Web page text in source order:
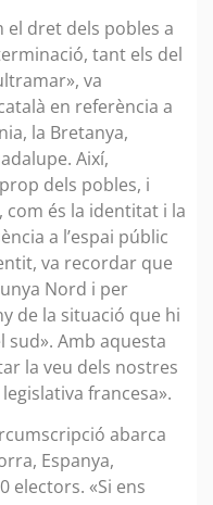
el dret dels pobles a
tant els del
va
en referència a
la Bretanya,
Així,
dels pobles, i
és la identitat i la
a l’espai públic
va recordar que
Nord i per
de la situació que hi
sud». Amb aquesta
la veu dels nostres
francesa».
abarca
Espanya,
electors. «Si ens